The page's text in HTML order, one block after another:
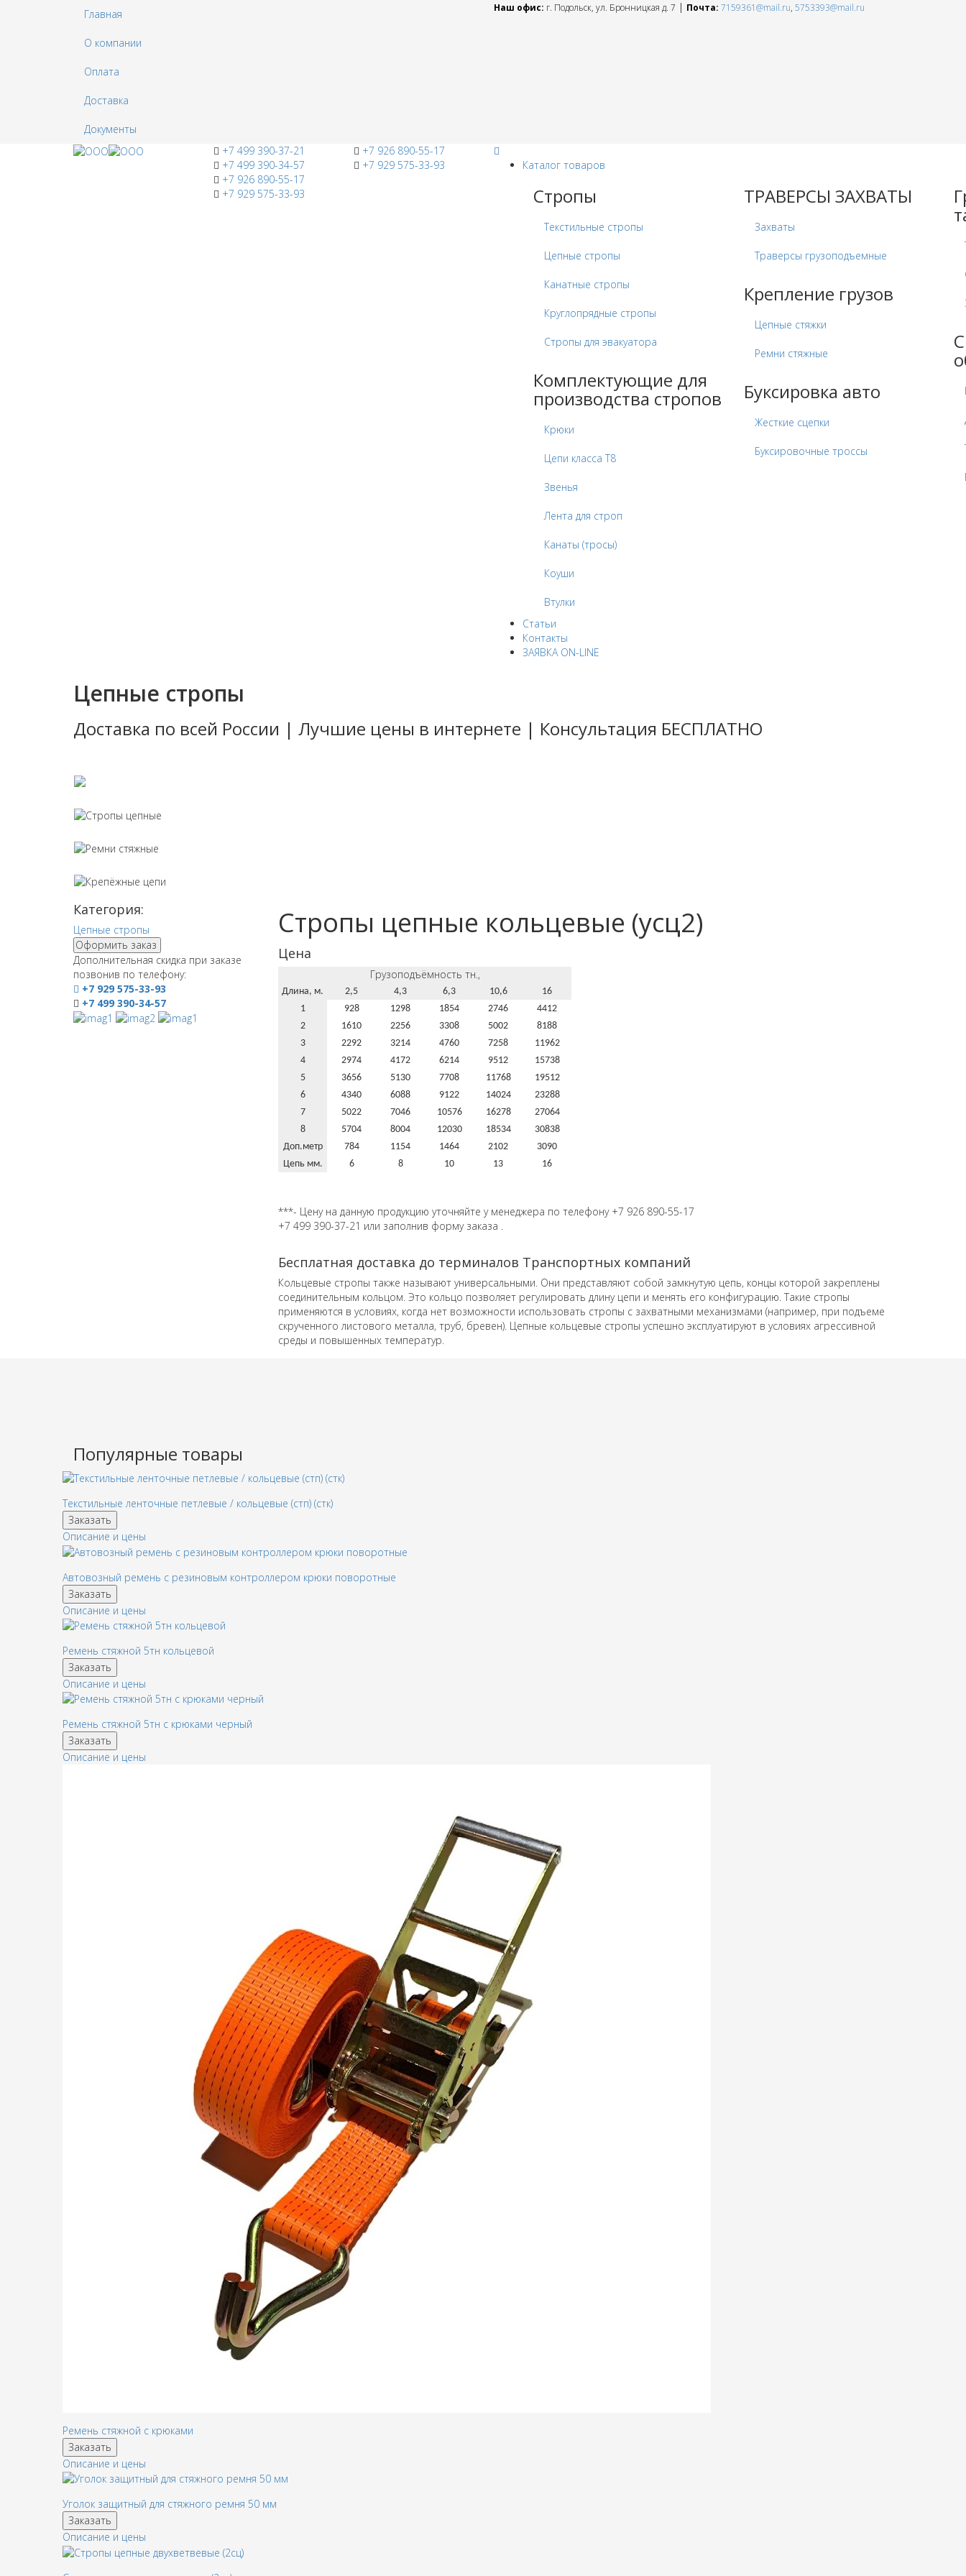
Главная
О компании
Оплата
Доставка
Документы
Наш офис: г. Подольск, ул. Бронницкая д. 7 | Почта: 7159361@mail.ru, 5753393@mail.ru
+7 499 390-37-21
+7 499 390-34-57
+7 926 890-55-17
+7 929 575-33-93
+7 926 890-55-17
+7 929 575-33-93
Каталог товаров
Стропы
Текстильные стропы
Цепные стропы
Канатные стропы
Круглопрядные стропы
Стропы для эвакуатора
Комплектующие для
производства стропов
Крюки
Цепи класса Т8
Звенья
Лента для строп
Канаты (тросы)
Коуши
Втулки
ТРАВЕРСЫ ЗАХВАТЫ
Захваты
Траверсы грузоподъемные
Крепление грузов
Цепные стяжки
Ремни стяжные
Буксировка авто
Жесткие сцепки
Буксировочные троссы
Статьи
Контакты
ЗАЯВКА ON-LINE
Цепные стропы
Доставка по всей России | Лучшие цены в интернете | Консультация БЕСПЛАТНО
Категория:
Цепные стропы
Оформить заказ
Дополнительная скидка при заказе
позвонив по телефону:
+7 929 575-33-93
+7 499 390-34-57
Стропы цепные кольцевые (усц2)
Цена
Грузоподъёмность тн.,
Длина, м. 2,5 4,3 6,3 10,6
16
1
928 1298 1854 2746
4412
2
1610 2256 3308 5002
8188
3
2292 3214 4760 7258
11962
4
2974 4172 6214 9512
15738
5
3656 5130 7708 11768
19512
6
4340 6088 9122 14024
23288
7
5022 7046 10576 16278
27064
8
5704 8004 12030 18534
30838
Доп.метр
784 1154 1464 2102
3090
Цепь мм.
6 8 10 13 16
***- Цену на данную продукцию уточняйте у менеджера по телефону +7 926 890-55-17
+7 499 390-37-21 или заполнив форму заказа .
Бесплатная доставка до терминалов Транспортных компаний
Кольцевые стропы также называют универсальными. Они представляют собой замкнутую цепь, концы которой закреплены
соединительным кольцом. Это кольцо позволяет регулировать длину цепи и менять его конфигурацию. Такие стропы
применяются в условиях, когда нет возможности использовать стропы с захватными механизмами (например, при подъеме
скрученного листового металла, труб, бревен). Цепные кольцевые стропы успешно эксплуатируют в условиях агрессивной
среды и повышенных температур.
Популярные товары
Текстильные ленточные петлевые / кольцевые (стп) (стк)
Заказать
Описание и цены
Автовозный ремень с резиновым контроллером крюки поворотные
Заказать
Описание и цены
Ремень стяжной 5тн кольцевой
Заказать
Описание и цены
Ремень стяжной 5тн с крюками черный
Заказать
Описание и цены
Ремень стяжной с крюками
Заказать
Описание и цены
Уголок защитный для стяжного ремня 50 мм
Заказать
Описание и цены